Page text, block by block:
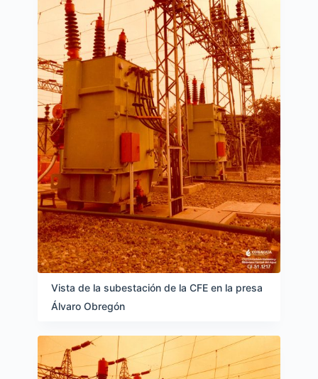
Vista de la subestación de la CFE en la presa
Álvaro Obregón